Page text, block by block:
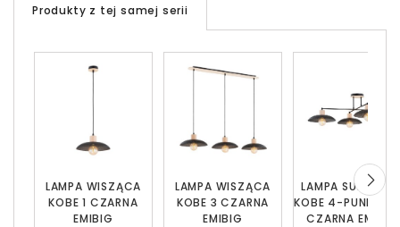
Produkty z tej samej serii
LAMPA WISZĄCA
KOBE 1 CZARNA
EMIBIG
LAMPA WISZĄCA
KOBE 3 CZARNA
EMIBIG
LAMPA
KOBE 4-
CZARNA EMIBIG